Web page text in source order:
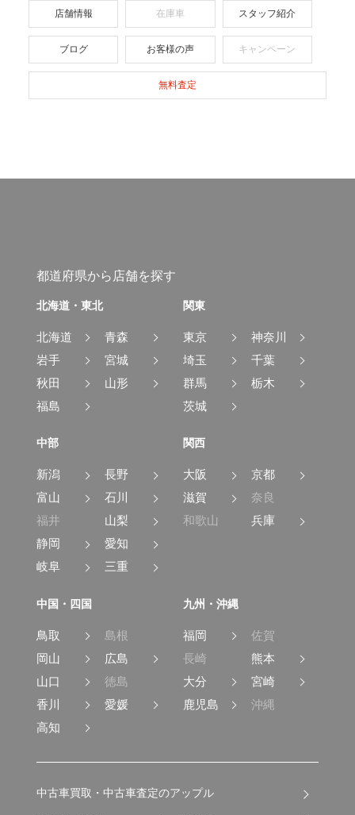
店舗情報 在庫車 スタッフ紹介
ブログ お客様の声 キャンペーン
無料査定
都道府県から店舗を探す
北海道・東北
北海道
青森
岩手
宮城
秋田
山形
福島
関東
東京
神奈川
埼玉
千葉
群馬
栃木
茨城
中部
新潟
長野
富山
石川
福井
山梨
静岡
愛知
岐阜
三重
関西
大阪
京都
滋賀
奈良
和歌山
兵庫
中国・四国
鳥取
島根
岡山
広島
山口
徳島
香川
愛媛
高知
九州・沖縄
福岡
佐賀
長崎
熊本
大分
宮崎
鹿児島
沖縄
中古車買取・中古車査定のアップル